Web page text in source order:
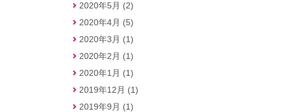
2020年5月 (2)
2020年4月 (5)
2020年3月 (1)
2020年2月 (1)
2020年1月 (1)
2019年12月 (1)
2019年9月 (1)